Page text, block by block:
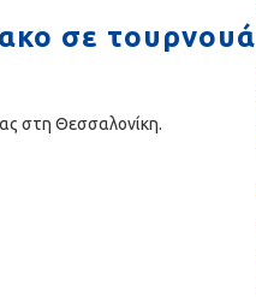
σε τουρνουά
στη Θεσσαλονίκη.